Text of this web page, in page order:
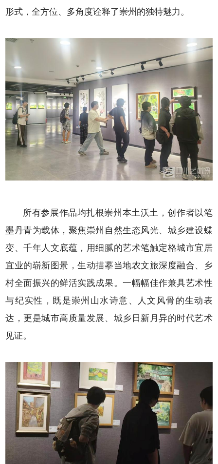
形式，全方位、多角度诠释了崇州的独特魅力。
所有参展作品均扎根崇州本土沃土，创作者以笔
墨丹青为载体，聚焦崇州自然生态风光、城乡建设蝶
变、千年人文底蕴，用细腻的艺术笔触定格城市宜居
宜业的崭新图景，生动描摹当地农文旅深度融合、乡
村全面振兴的鲜活实践成果。一幅幅佳作兼具艺术性
与纪实性，既是崇州山水诗意、人文风骨的生动表
达，更是城市高质量发展、城乡日新月异的时代艺术
见证。